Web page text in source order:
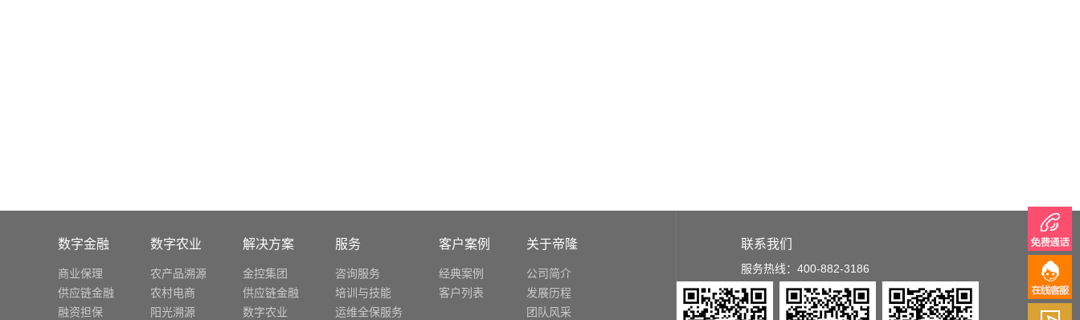
数字金融
商业保理
供应链金融
融资担保
数字农业
农产品溯源
农村电商
阳光溯源
解决方案
金控集团
供应链金融
数字农业
服务
咨询服务
培训与技能
运维全保服务
客户案例
经典案例
客户列表
关于帝隆
公司简介
发展历程
团队风采
联系我们
服务热线：400-882-3186